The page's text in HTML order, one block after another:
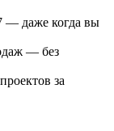
— даже когда вы
— без
за